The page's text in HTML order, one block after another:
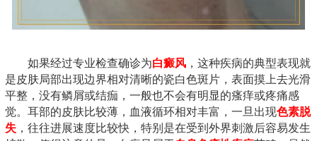
如果经过专业检查确诊为白癜风 ，这种疾病的典型表现就
是皮肤局部出现边界相对清晰的瓷白色斑片，表面摸上去光滑
平整，没有鳞屑或结痂，一般也不会有明显的瘙痒或疼痛感
觉。耳部的皮肤比较薄，血液循环相对丰富，一旦出现色素脱
失 ，往往进展速度比较快，特别是在受到外界刺激后容易发生